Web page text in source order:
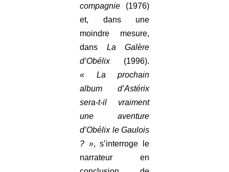
compagnie (1976)
et, dans une
moindre mesure,
dans La Galère
d’Obélix(1996).
« La prochain
album d’Astérix
sera-t-il vraiment
une aventure
d’Obélix le Gaulois
? », s’interroge le
narrateur en